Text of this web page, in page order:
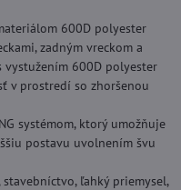
600D polyester
zadným vreckom a
600D polyester
v prostredí so zhoršenou
systémom, ktorý umožňuje
postavu uvolnením švu
ľahký priemysel,